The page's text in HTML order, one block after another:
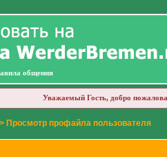
общения
Уважаемый Гость, добро
Просмотр профайла пользователя